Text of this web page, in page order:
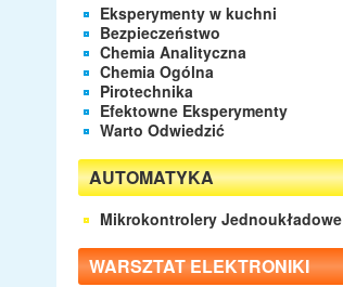
Eksperymenty w kuchni
Bezpieczeństwo
Chemia Analityczna
Chemia Ogólna
Pirotechnika
Efektowne Eksperymenty
Warto Odwiedzić
AUTOMATYKA
Mikrokontrolery Jednoukładowe
WARSZTAT ELEKTRONIKI